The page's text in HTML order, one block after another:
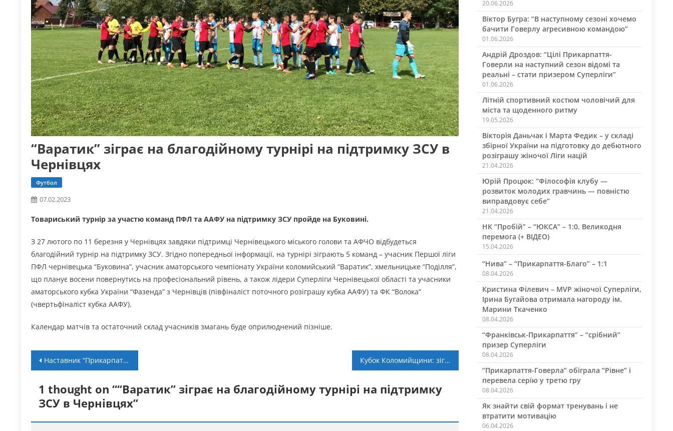
“Варатик” зіграє на благодійному турнірі на підтримку ЗСУ в
Чернівцях
Футбол
07.02.2023
Товариський турнір за участю команд ПФЛ та ААФУ на підтримку ЗСУ пройде на Буковині.
З 27 лютого по 11 березня у Чернівцях завдяки підтримці Чернівецького міського голови та АФЧО відбудеться
благодійний турнір на підтримку ЗСУ. Згідно попередньої інформації, на турнірі зіграють 5 команд – учасник Першої ліги
ПФЛ чернівецька “Буковина”, учасник аматорського чемпіонату України коломийський “Варатик”, хмельницьке “Поділля”,
що планує восени повернутись на професіональний рівень, а також лідери Суперліги Чернівецької області та учасники
аматорського кубка України “Фазенда” з Чернівців (півфіналіст поточного розіграшу кубка ААФУ) та ФК “Волока”
(чвертьфіналіст кубка ААФУ).
Календар матчів та остаточний склад учасників змагань буде оприлюднений пізніше.
Навігація
записів
Наставник “Прикарпаття-Говерли” отримав ще два тренерські призначення Кубок Коломийщини: зіграно перші матчі 1/4 фіналу
1 thought on ““Варатик” зіграє на благодійному турнірі на підтримку
ЗСУ в Чернівцях”
20.06.2026
Віктор Бугра: “В наступному сезоні хочемо
бачити Говерлу агресивною командою”
01.06.2026
Андрій Дроздов: “Цілі Прикарпаття-
Говерли на наступний сезон відомі та
реальні – стати призером Суперліги”
01.06.2026
Літній спортивний костюм чоловічий для
міста та щоденного ритму
19.05.2026
Вікторія Даньчак і Марта Федик – у складі
збірної України на підготовку до дебютного
розіграшу жіночої Ліги націй
21.04.2026
Юрій Процюк: “Філософія клубу —
розвиток молодих гравчинь — повністю
виправдовує себе”
21.04.2026
НК “Пробій” – “ЮКСА” – 1:0. Великодня
перемога (+ ВІДЕО)
15.04.2026
“Нива” – “Прикарпаття-Благо” – 1:1
08.04.2026
Кристина Філевич – MVP жіночої Суперліги,
Ірина Бугайова отримала нагороду ім.
Марини Ткаченко
08.04.2026
“Франківськ-Прикарпаття” – “срібний”
призер Суперліги
08.04.2026
“Прикарпаття-Говерла” обіграла “Рівне” і
перевела серію у третю гру
08.04.2026
Як знайти свій формат тренувань і не
втратити мотивацію
06.04.2026